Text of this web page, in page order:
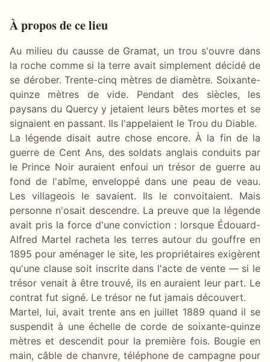
À propos de ce lieu
Au milieu du causse de Gramat, un trou s'ouvre dans
la roche comme si la terre avait simplement décidé de
se dérober. Trente-cinq mètres de diamètre. Soixante-
quinze mètres de vide. Pendant des siècles, les
paysans du Quercy y jetaient leurs bêtes mortes et se
signaient en passant. Ils l'appelaient le Trou du Diable.
La légende disait autre chose encore. À la fin de la
guerre de Cent Ans, des soldats anglais conduits par
le Prince Noir auraient enfoui un trésor de guerre au
fond de l'abîme, enveloppé dans une peau de veau.
Les villageois le savaient. Ils le convoitaient. Mais
personne n'osait descendre. La preuve que la légende
avait pris la force d'une conviction : lorsque Édouard-
Alfred Martel racheta les terres autour du gouffre en
1895 pour aménager le site, les propriétaires exigèrent
qu'une clause soit inscrite dans l'acte de vente — si le
trésor venait à être trouvé, ils en auraient leur part. Le
contrat fut signé. Le trésor ne fut jamais découvert.
Martel, lui, avait trente ans en juillet 1889 quand il se
suspendit à une échelle de corde de soixante-quinze
mètres et descendit pour la première fois. Bougie en
main, câble de chanvre, téléphone de campagne pour